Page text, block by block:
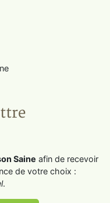
Saine afin de recevoir
de votre choix :
.